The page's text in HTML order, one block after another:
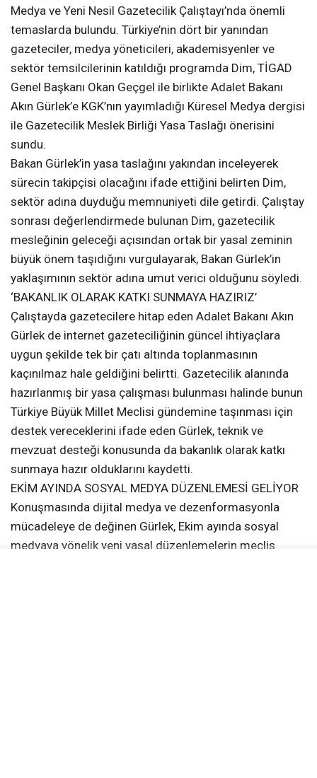
Medya ve Yeni Nesil Gazetecilik Çalıştayı’nda önemli
temaslarda bulundu. Türkiye’nin dört bir yanından
gazeteciler, medya yöneticileri, akademisyenler ve
sektör temsilcilerinin katıldığı programda Dim, TİGAD
Genel Başkanı Okan Geçgel ile birlikte Adalet Bakanı
Akın Gürlek’e KGK’nın yayımladığı Küresel Medya dergisi
ile Gazetecilik Meslek Birliği Yasa Taslağı önerisini
sundu.
Bakan Gürlek’in yasa taslağını yakından inceleyerek
sürecin takipçisi olacağını ifade ettiğini belirten Dim,
sektör adına duyduğu memnuniyeti dile getirdi. Çalıştay
sonrası değerlendirmede bulunan Dim, gazetecilik
mesleğinin geleceği açısından ortak bir yasal zeminin
büyük önem taşıdığını vurgulayarak, Bakan Gürlek’in
yaklaşımının sektör adına umut verici olduğunu söyledi.
‘BAKANLIK OLARAK KATKI SUNMAYA HAZIRIZ’
Çalıştayda gazetecilere hitap eden Adalet Bakanı Akın
Gürlek de internet gazeteciliğinin güncel ihtiyaçlara
uygun şekilde tek bir çatı altında toplanmasının
kaçınılmaz hale geldiğini belirtti. Gazetecilik alanında
hazırlanmış bir yasa çalışması bulunması halinde bunun
Türkiye Büyük Millet Meclisi gündemine taşınması için
destek vereceklerini ifade eden Gürlek, teknik ve
mevzuat desteği konusunda da bakanlık olarak katkı
sunmaya hazır olduklarını kaydetti.
EKİM AYINDA SOSYAL MEDYA DÜZENLEMESİ GELİYOR
Konuşmasında dijital medya ve dezenformasyonla
mücadeleye de değinen Gürlek, Ekim ayında sosyal
medyaya yönelik yeni yasal düzenlemelerin meclis